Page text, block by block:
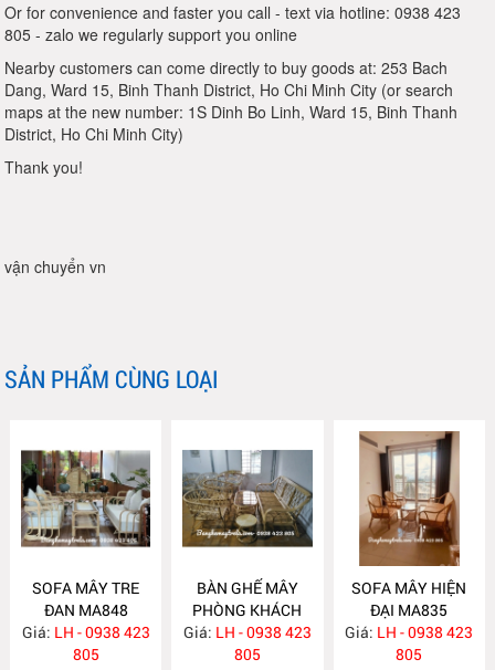
Or for convenience and faster you call - text via hotline: 0938 423
805 - zalo we regularly support you online
Nearby customers can come directly to buy goods at: 253 Bach
Dang, Ward 15, Binh Thanh District, Ho Chi Minh City (or search
maps at the new number: 1S Dinh Bo Linh, Ward 15, Binh Thanh
District, Ho Chi Minh City)
Thank you!
vận chuyển vn
SẢN PHẨM CÙNG LOẠI
SOFA MÂY TRE
ĐAN MA848
Giá: LH - 0938 423
805
BÀN GHẾ MÂY
PHÒNG KHÁCH
MA839
Giá: LH - 0938 423
805
SOFA MÂY HIỆN
ĐẠI MA835
Giá: LH - 0938 423
805